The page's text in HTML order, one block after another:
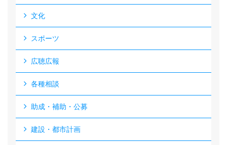
文化
スポーツ
広聴広報
各種相談
助成・補助・公募
建設・都市計画